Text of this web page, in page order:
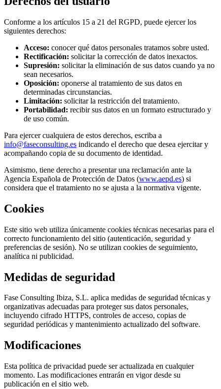
Conforme a los artículos 15 a 21 del RGPD, puede ejercer los
siguientes derechos:
Acceso: conocer qué datos personales tratamos sobre usted.
Rectificación: solicitar la corrección de datos inexactos.
Supresión: solicitar la eliminación de sus datos cuando ya no
sean necesarios.
Oposición: oponerse al tratamiento de sus datos en
determinadas circunstancias.
Limitación: solicitar la restricción del tratamiento.
Portabilidad: recibir sus datos en un formato estructurado y
de uso común.
Para ejercer cualquiera de estos derechos, escriba a
info@faseconsulting.es indicando el derecho que desea ejercitar y
acompañando copia de su documento de identidad.
Asimismo, tiene derecho a presentar una reclamación ante la
Agencia Española de Protección de Datos (www.aepd.es) si
considera que el tratamiento no se ajusta a la normativa vigente.
Cookies
Este sitio web utiliza únicamente cookies técnicas necesarias para el
correcto funcionamiento del sitio (autenticación, seguridad y
preferencias de sesión). No se utilizan cookies de seguimiento,
analítica ni publicidad.
Medidas de seguridad
Fase Consulting Ibiza, S.L. aplica medidas de seguridad técnicas y
organizativas adecuadas para proteger sus datos personales,
incluyendo cifrado HTTPS, controles de acceso, copias de
seguridad periódicas y mantenimiento actualizado del software.
Modificaciones
Esta política de privacidad puede ser actualizada en cualquier
momento. Las modificaciones entrarán en vigor desde su
publicación en el sitio web.